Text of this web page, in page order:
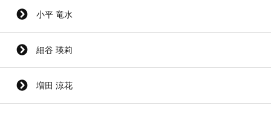
小平 竜水
細谷 瑛莉
増田 涼花